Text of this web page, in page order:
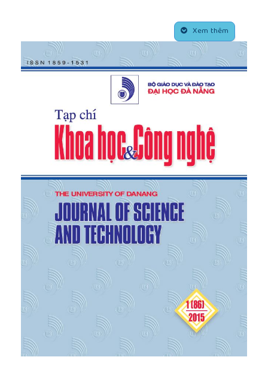
dressing", Journal of Materials Processing
Technology 98, 2000, pp322-327.
[5]Loan D. Marinescu, Handbook of Advances
Ceramics Machining,
http://www.taylorandfrancis.com.
J. Kopac, P. Krajnikand J.M. d’Aniceto, "Grinding
analysis based on the matrix experiment", 13th
International scientific conference on
achievements in mechanical and materials
engineering, 2005, pp331-334.
P. Krajnik, A. Sluga, J. Kopac, "Radial basis
function simulation and metamodelling of surface
roughness in centreless grinding", Joural of
Achievements in Materials and Manufacturing
Engineering, Volume 14, Issue 1-2, January-February
2006, pp104-110.
[8]P. Krajnik, J. Kopac and A. Sluga, "Design of
grinding factors based on response surface
methodology", Journal of Materials Processing
Technology, 2005, pp162–163.
[9]S.S.Pande and B.R. Lanka, "Investigation on the
through – feef centerless grinding process",
International Journal of Production
Research,Volume 27, Issue 7, 1989.
[10]F. Hashimoto, A. Kanai, M. Miyashita, K.
Okamura, "High Precision Trueing Method of
Regulating Wheel and Effect on Grinding Accuracy",
Xem thêm